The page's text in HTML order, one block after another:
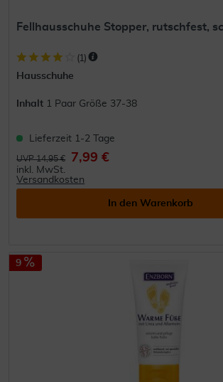
Fellhausschuhe Stopper, rutschfest,
(1)
Hausschuhe
Inhalt 1 Paar Größe 37-38
Lieferzeit 1-2 Tage
UVP 14,95 € 7,99 €
inkl. MwSt.
Versandkosten
In den Warenkorb
9